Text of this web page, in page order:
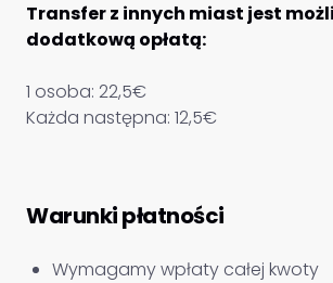
Transfer z innych miast jest
dodatkową opłatą:
1 osoba: 22,5€
Każda następna: 12,5€
Warunki płatności
Wymagamy wpłaty całej kwoty